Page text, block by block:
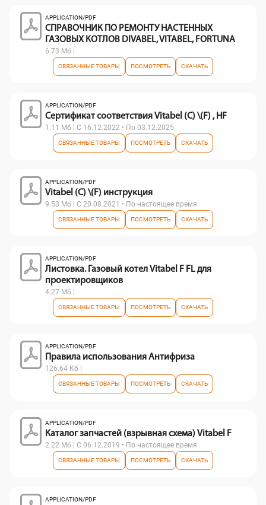
APPLICATION/PDF
СПРАВОЧНИК ПО РЕМОНТУ НАСТЕННЫХ
ГАЗОВЫХ КОТЛОВ DIVABEL, VITABEL, FORTUNA
6.73 Мб |
СВЯЗАННЫЕ ТОВАРЫ ПОСМОТРЕТЬ СКАЧАТЬ
APPLICATION/PDF
Сертификат соответствия Vitabel (C) \(F) , HF
1.11 Мб | С 16.12.2022 • По 03.12.2025
СВЯЗАННЫЕ ТОВАРЫ ПОСМОТРЕТЬ СКАЧАТЬ
APPLICATION/PDF
Vitabel (C) \(F) инструкция
9.53 Мб | С 20.08.2021 • По настоящее время
СВЯЗАННЫЕ ТОВАРЫ ПОСМОТРЕТЬ СКАЧАТЬ
APPLICATION/PDF
Листовка. Газовый котел Vitabel F FL для
проектировщиков
4.27 Мб |
СВЯЗАННЫЕ ТОВАРЫ ПОСМОТРЕТЬ СКАЧАТЬ
APPLICATION/PDF
Правила использования Антифриза
126.64 Кб |
СВЯЗАННЫЕ ТОВАРЫ ПОСМОТРЕТЬ СКАЧАТЬ
APPLICATION/PDF
Каталог запчастей (взрывная схема) Vitabel F
2.22 Мб | С 06.12.2019 • По настоящее время
СВЯЗАННЫЕ ТОВАРЫ ПОСМОТРЕТЬ СКАЧАТЬ
APPLICATION/PDF